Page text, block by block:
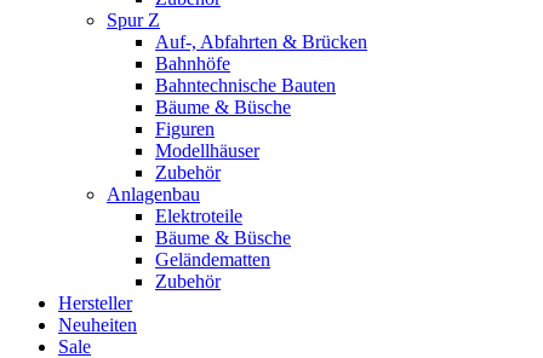
Spur Z
Auf-, Abfahrten & Brücken
Bahnhöfe
Bahntechnische Bauten
Bäume & Büsche
Figuren
Modellhäuser
Zubehör
Anlagenbau
Elektroteile
Bäume & Büsche
Geländematten
Zubehör
Hersteller
Neuheiten
Sale